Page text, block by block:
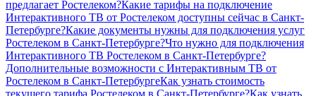
предлагает Ростелеком?Какие тарифы на подключение
Интерактивного ТВ от Ростелеком доступны сейчас в Санкт-
Петербурге?Какие документы нужны для подключения услуг
Ростелеком в Санкт-Петербурге?Что нужно для подключения
Интерактивного ТВ Ростелеком в Санкт-Петербурге?
Дополнительные возможности с Интерактивным ТВ от
Ростелеком в Санкт-ПетербургеКак узнать стоимость
текущего тарифа Ростелеком в Санкт-Петербурге?Как узнать,